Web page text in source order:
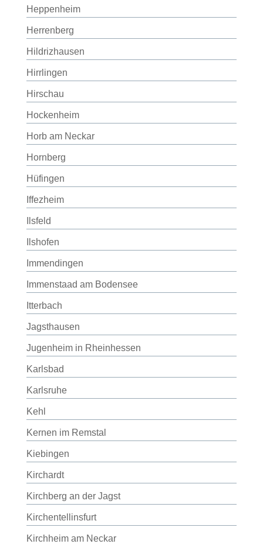
Heppenheim
Herrenberg
Hildrizhausen
Hirrlingen
Hirschau
Hockenheim
Horb am Neckar
Hornberg
Hüfingen
Iffezheim
Ilsfeld
Ilshofen
Immendingen
Immenstaad am Bodensee
Itterbach
Jagsthausen
Jugenheim in Rheinhessen
Karlsbad
Karlsruhe
Kehl
Kernen im Remstal
Kiebingen
Kirchardt
Kirchberg an der Jagst
Kirchentellinsfurt
Kirchheim am Neckar